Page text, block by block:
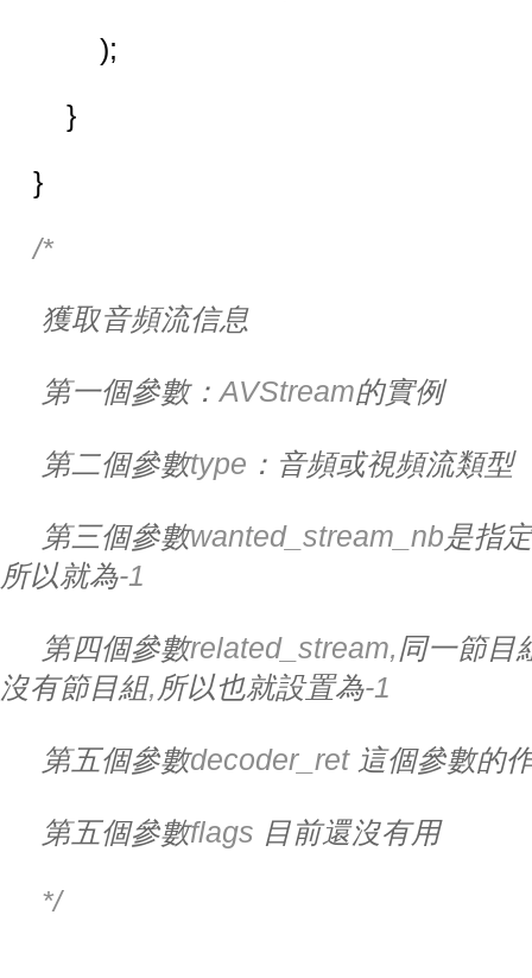
);
}
}
/*
獲取音頻流信息
第一個參數：AVStream的實例
第二個參數type ：音頻或視頻流類型
第三個參數wanted_stream_nb是指
所以就為-1
第四個參數related_stream,同一節目
沒有節目組, 所以也就設置為-1
第五個參數decoder_ret 這個參數的
第五個參數flags 目前還沒有用
*/